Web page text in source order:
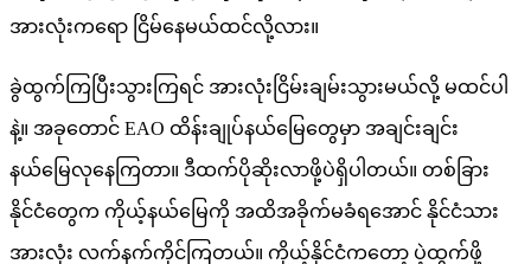
အားလုံးကရော ငြိမ်နေမယ်ထင်လို့လား။
ခွဲထွက်ကြပြီးသွားကြရင် အားလုံးငြိမ်းချမ်းသွားမယ်လို့ မထင်ပါ
နဲ့။ အခုတောင် EAO ထိန်းချုပ်နယ်မြေတွေမှာ အချင်းချင်း
နယ်မြေလုနေကြတာ။ ဒီထက်ပိုဆိုးလာဖို့ပဲရှိပါတယ်။ တစ်ခြား
နိုင်ငံတွေက ကိုယ့်နယ်မြေကို အထိအခိုက်မခံရအောင် နိုင်ငံသား
အားလုံး လက်နက်ကိုင်ကြတယ်။ ကိုယ့်နိုင်ငံကတော့ ပဲ့ထွက်ဖို့